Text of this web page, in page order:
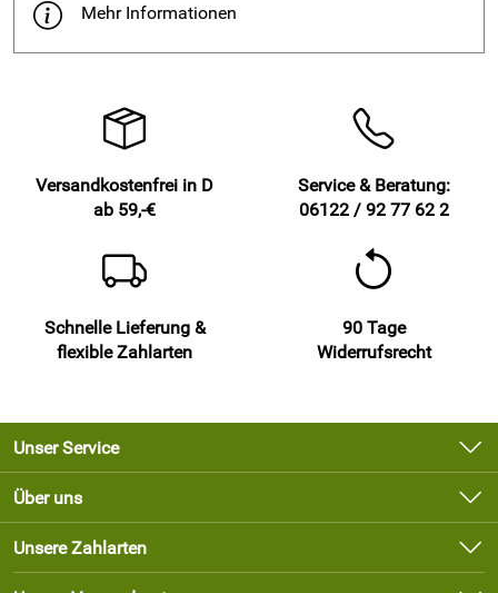
Mehr Informationen
Versandkostenfrei in D
ab 59,-€
Service & Beratung:
06122 / 92 77 62 2
Schnelle Lieferung &
flexible Zahlarten
90 Tage
Widerrufsrecht
Unser Service
Kontakt
Newsletter
Lieferbedingungen
Über uns
Unsere Bestseller
Marken
Unsere Zahlarten